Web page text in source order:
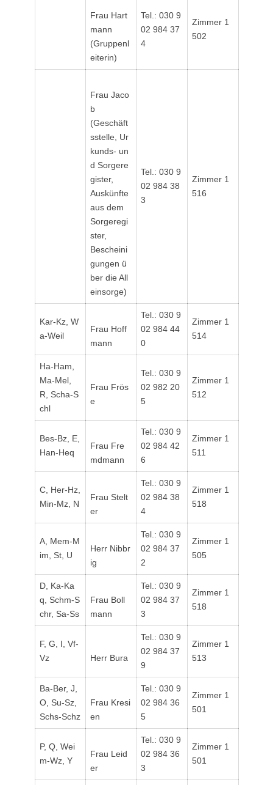
Frau Hart
mann
(Gruppenl
eiterin)
Tel.: 030 9
02 984 37
4
Zimmer 1
502
Frau Jaco
b
(Geschäft
sstelle, Ur
kunds- un
d Sorgere
gister,
Auskünfte
aus dem
Sorgeregi
ster,
Bescheini
gungen ü
ber die All
einsorge)
Tel.: 030 9
02 984 38
3
Zimmer 1
516
Kar-Kz, W
a-Weil
Frau Hoff
mann
Tel.: 030 9
02 984 44
0
Zimmer 1
514
Ha-Ham,
Ma-Mel,
R, Scha-S
chl
Frau Frös
e
Tel.: 030 9
02 982 20
5
Zimmer 1
512
Bes-Bz, E,
Han-Heq
Frau Fre
mdmann
Tel.: 030 9
02 984 42
6
Zimmer 1
511
C, Her-Hz,
Min-Mz, N
Frau Stelt
er
Tel.: 030 9
02 984 38
4
Zimmer 1
518
A, Mem-M
im, St, U
Herr Nibbr
ig
Tel.: 030 9
02 984 37
2
Zimmer 1
505
D, Ka-Ka
q, Schm-S
chr, Sa-Ss
Frau Boll
mann
Tel.: 030 9
02 984 37
3
Zimmer 1
518
F, G, I, Vf-
Vz
Herr Bura
Tel.: 030 9
02 984 37
9
Zimmer 1
513
Ba-Ber, J,
O, Su-Sz,
Schs-Schz
Frau Kresi
en
Tel.: 030 9
02 984 36
5
Zimmer 1
501
P, Q, Wei
m-Wz, Y
Frau Leid
er
Tel.: 030 9
02 984 36
3
Zimmer 1
501